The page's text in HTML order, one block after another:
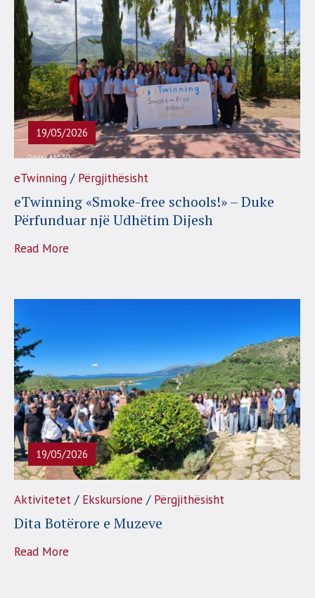
19/05/2026
eTwinning/ Përgjithësisht
eTwinning «Smoke-free schools!» – Duke
Përfunduar një Udhëtim Dijesh
Read More
19/05/2026
Aktivitetet / Ekskursione / Përgjithësisht
Dita Botërore e Muzeve
Read More